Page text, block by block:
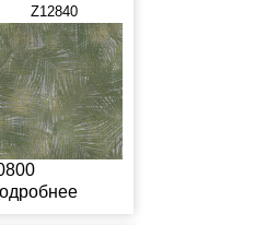
Z12840